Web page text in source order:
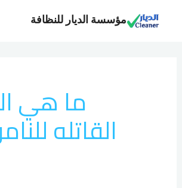
مؤسسة الديار للنظافة
ما هي
القاتله